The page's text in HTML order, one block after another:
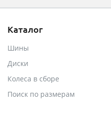
Каталог
Шины
Диски
Колеса в сборе
Поиск по размерам